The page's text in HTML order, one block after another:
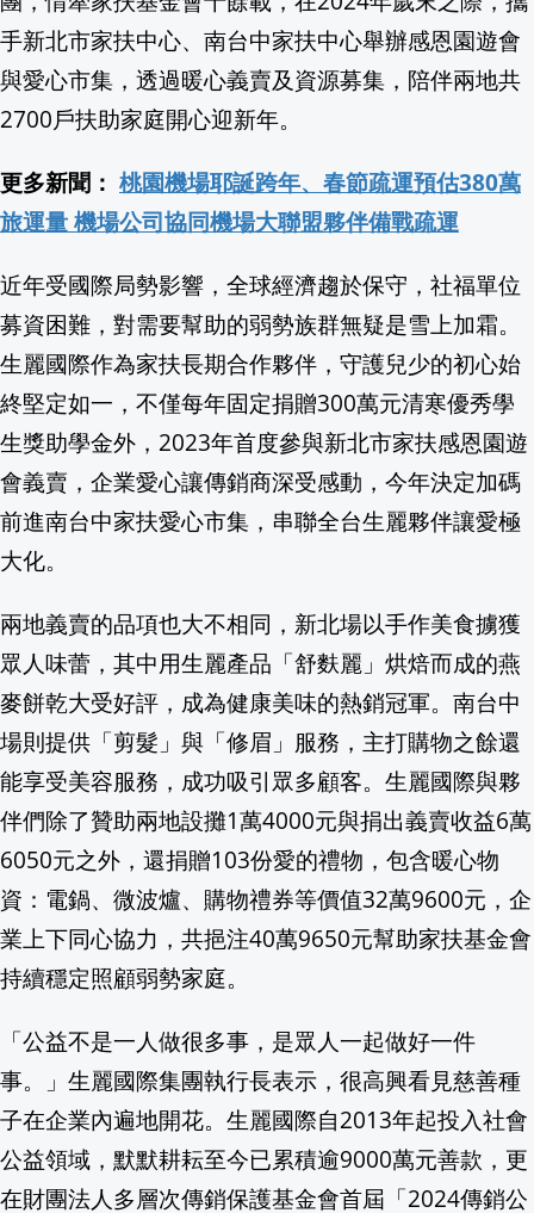
美就業數據疲軟降升息憂慮 美股美債齊
大摩挖角美銀高層 聘Adam Kweskin拓
川普前律師Todd Blanche獲關鍵票 將
被法軍掠奪百年 象牙海岸神聖「會說話
【消費高手一起購】 爸氣開骰送好禮 骰
伊拉克總理會晤沙國情報首長 承諾不允
葉門內戰再起！胡希武裝狂轟石油重鎮馬
秘魯國營石油重組董事會 Oliver Stark回
重建數據誠信 參院通過Brett
8/23鄭怡、施孝榮、范怡文、黃仲崑、
白宮宴會廳停工！川普怒批裁決非法誓言
俄軍狂轟烏克蘭第聶伯羅彼得羅夫斯克
關鍵共和黨參議員轉向支持 川普司法部
美墨達成協議！遭卡關逾千噸墨西哥酪
玖壹壹健志迎「真正父親節」 Marz23
防堵非法移民！盧安達證實與歐洲多國展
澤倫斯基戰後首訪塞爾維亞 盼拉攏俄羅
美官員：伊朗與阿曼將就霍爾木茲海峽達
手新北市家扶中心、南台中家扶中心舉辦感恩園遊會
與愛心市集，透過暖心義賣及資源募集，陪伴兩地共
2700戶扶助家庭開心迎新年。
更多新聞： 桃園機場耶誕跨年、春節疏運預估380萬
旅運量 機場公司協同機場大聯盟夥伴備戰疏運
近年受國際局勢影響，全球經濟趨於保守，社福單位
募資困難，對需要幫助的弱勢族群無疑是雪上加霜。
生麗國際作為家扶長期合作夥伴，守護兒少的初心始
終堅定如一，不僅每年固定捐贈300萬元清寒優秀學
生獎助學金外，2023年首度參與新北市家扶感恩園遊
會義賣，企業愛心讓傳銷商深受感動，今年決定加碼
前進南台中家扶愛心市集，串聯全台生麗夥伴讓愛極
大化。
兩地義賣的品項也大不相同，新北場以手作美食擄獲
眾人味蕾，其中用生麗產品「舒麩麗」烘焙而成的燕
麥餅乾大受好評，成為健康美味的熱銷冠軍。南台中
場則提供「剪髮」與「修眉」服務，主打購物之餘還
能享受美容服務，成功吸引眾多顧客。生麗國際與夥
伴們除了贊助兩地設攤1萬4000元與捐出義賣收益6萬
6050元之外，還捐贈103份愛的禮物，包含暖心物
資：電鍋、微波爐、購物禮券等價值32萬9600元，企
業上下同心協力，共挹注40萬9650元幫助家扶基金會
持續穩定照顧弱勢家庭。
「公益不是一人做很多事，是眾人一起做好一件
事。」生麗國際集團執行長表示，很高興看見慈善種
子在企業內遍地開花。生麗國際自2013年起投入社會
公益領域，默默耕耘至今已累積逾9000萬元善款，更
在財團法人多層次傳銷保護基金會首屆「2024傳銷公